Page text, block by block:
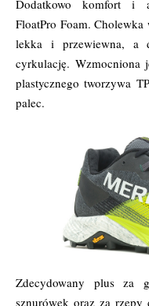
Dodatkowo komfort i
FloatPro Foam.
lekka i przewiewna, a
cyrkulację.
plastycznego tworzywa
palec.
Zdecydowany plus za
sznurówek oraz za